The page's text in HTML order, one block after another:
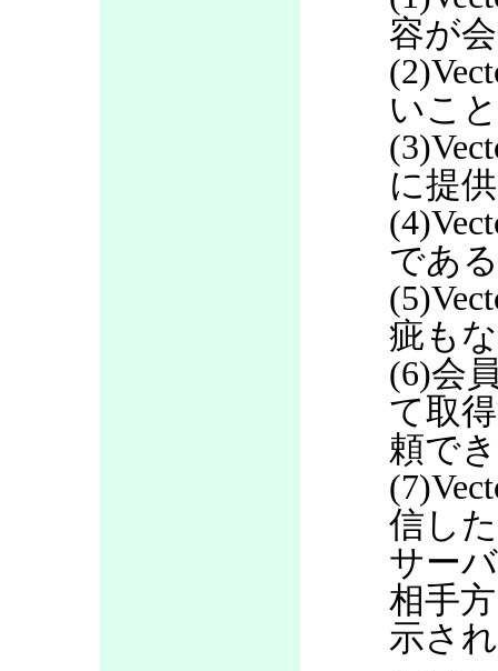
容が
いこと
に提
であ
疵も
(6)会
て取
頼で
信し
サー
相手
示さ